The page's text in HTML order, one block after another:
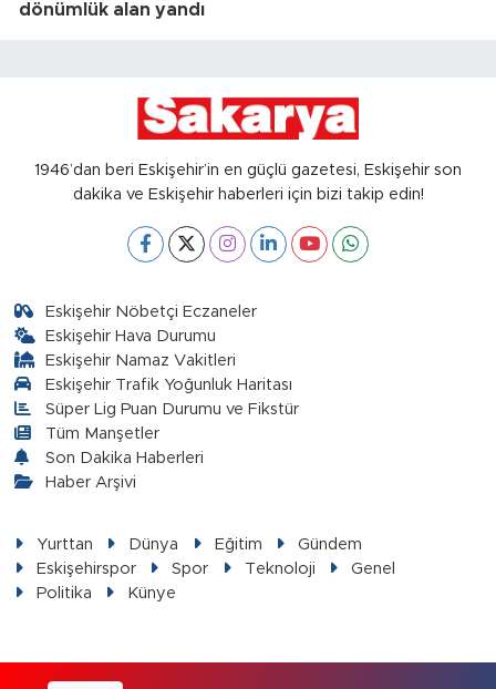
dönümlük alan yandı
1946’dan beri Eskişehir’in en güçlü gazetesi, Eskişehir son
dakika ve Eskişehir haberleri için bizi takip edin!
Eskişehir Nöbetçi Eczaneler
Eskişehir Hava Durumu
Eskişehir Namaz Vakitleri
Eskişehir Trafik Yoğunluk Haritası
Süper Lig Puan Durumu ve Fikstür
Tüm Manşetler
Son Dakika Haberleri
Haber Arşivi
Yurttan Dünya Eğitim
Gündem
Eskişehirspor
Spor Teknoloji
Genel
Politika
Künye